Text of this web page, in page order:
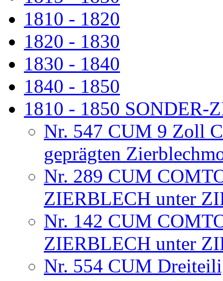
1810 - 1820
1820 - 1830
1830 - 1840
1840 - 1850
1810 - 1850 SONDER-
Nr. 547 CUM 9 Zoll
geprägten
Nr. 289 CUM
ZIERBLECH unter
Nr. 142 CUM
ZIERBLECH unter
Nr. 554 CUM